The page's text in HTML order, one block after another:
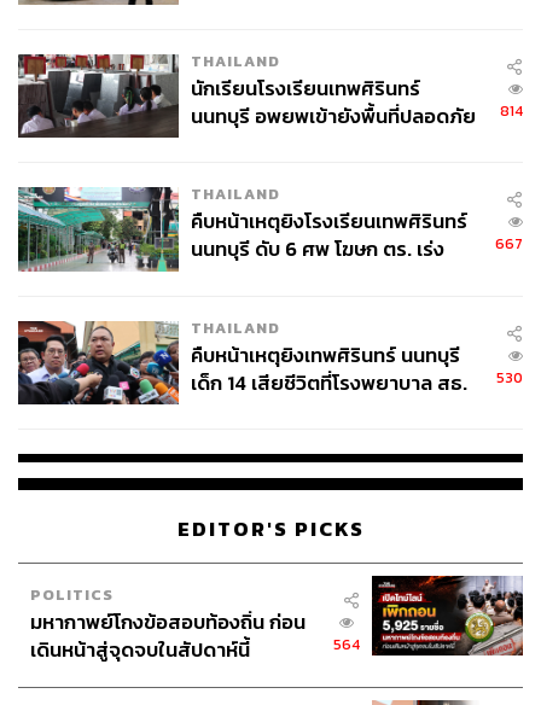
THAILAND
นักเรียนโรงเรียนเทพศิรินทร์
นนทบุรี อพยพเข้ายังพื้นที่ปลอดภัย
814
THAILAND
คืบหน้าเหตุยิงโรงเรียนเทพศิรินทร์
นนทบุรี ดับ 6 ศพ โฆษก ตร. เร่ง
667
THAILAND
คืบหน้าเหตุยิงเทพศิรินทร์ นนทบุรี
เด็ก 14 เสียชีวิตที่โรงพยาบาล สธ.
530
EDITOR'S PICKS
POLITICS
มหากาพย์โกงข้อสอบท้องถิ่น ก่อน
เดินหน้าสู่จุดจบในสัปดาห์นี้
564